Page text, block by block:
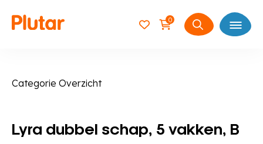
0
Zoeken
Open
Categorie Overzicht
Lyra dubbel schap, 5 vakken, B